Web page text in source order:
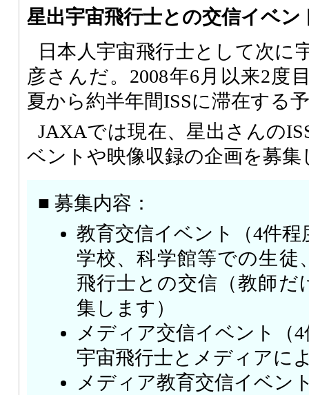
星出宇宙飛行士との交信イベン
日本人宇宙飛行士として次に
彦さんだ。2008年6月以来2度
夏から約半年間ISSに滞在する
JAXAでは現在、星出さんの
ベントや映像収録の企画を募集
■ 募集内容：
教育交信イベント（4件程
学校、科学館等での生徒
飛行士との交信（教師だ
集します）
メディア交信イベント（
宇宙飛行士とメディアに
メディア教育交信イベン